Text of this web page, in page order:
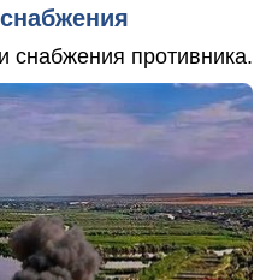
снабжения противника.